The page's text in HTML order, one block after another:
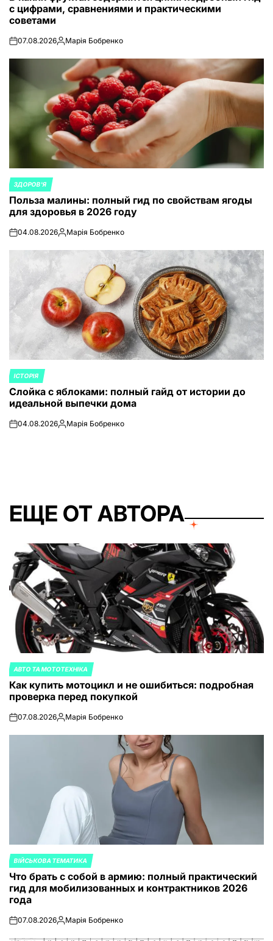
с цифрами, сравнениями и практическими
советами
on07.08.2026Запись
Марія Бобренко
ОПУБЛИКОВАНО
В
ЗДОРОВ'Я
Польза малины: полный гид по свойствам ягоды
для здоровья в 2026 году
on04.08.2026Запись
Марія Бобренко
ОПУБЛИКОВАНО
В
ІСТОРІЯ
Слойка с яблоками: полный гайд от истории до
идеальной выпечки дома
on04.08.2026Запись
Марія Бобренко
ЕЩЕ ОТ АВТОРА
ОПУБЛИКОВАНО
В
АВТО ТА МОТОТЕХНІКА
Как купить мотоцикл и не ошибиться: подробная
проверка перед покупкой
on07.08.2026Запись
Марія Бобренко
ОПУБЛИКОВАНО
В
ВІЙСЬКОВА ТЕМАТИКА
Что брать с собой в армию: полный практический
гид для мобилизованных и контрактников 2026
года
on07.08.2026Запись
Марія Бобренко